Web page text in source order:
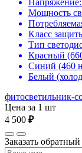
Мощность
Класс
Тип
Красный
Синий (460
Белый
фитосветильник-
Цена за 1 шт
4 500 ₽
Заказать